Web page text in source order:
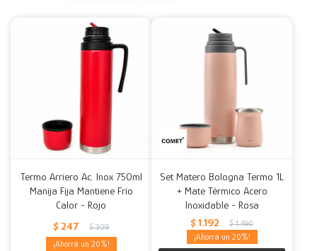
Termo Arriero Ac. Inox 750ml
Manija Fija Mantiene Frío
Calor - Rojo
$ 247 $ 309
20
Set Matero Bologna Termo 1L
+ Mate Térmico Acero
Inoxidable - Rosa
$ 1.192 $ 1.490
20
Acolchados y Frazadas
Accesorios para el hogar